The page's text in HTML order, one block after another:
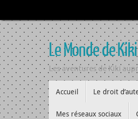
au
contenu
Le Monde de Kiki
Les aventures de Kiki
au
contenu
Accueil Le droit
Mes réseaux sociaux